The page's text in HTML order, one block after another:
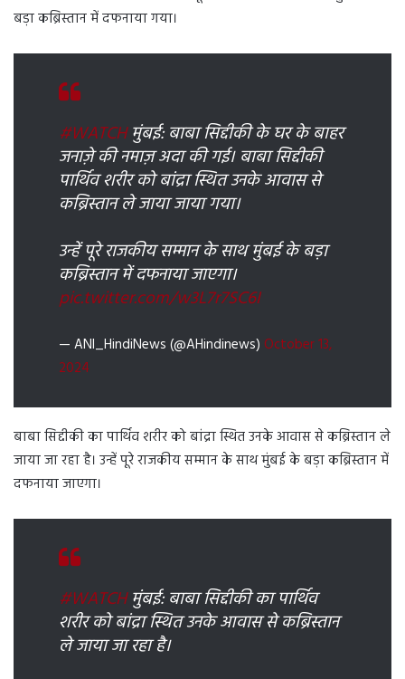
बड़ा कब्रिस्तान में दफनाया गया।
#WATCHमुंबई: बाबा सिद्दीकी के घर के बाहर
जनाज़े की नमाज़ अदा की गई। बाबा सिद्दीकी
पार्थिव शरीर को बांद्रा स्थित उनके आवास से
कब्रिस्तान ले जाया जाया गया।
उन्हें पूरे राजकीय सम्मान के साथ मुंबई के बड़ा
कब्रिस्तान में दफनाया जाएगा।
pic.twitter.com/w3L7r7SC6I
— ANI_HindiNews (@AHindinews) October 13,
2024
बाबा सिद्दीकी का पार्थिव शरीर को बांद्रा स्थित उनके आवास से कब्रिस्तान ले
जाया जा रहा है। उन्हें पूरे राजकीय सम्मान के साथ मुंबई के बड़ा कब्रिस्तान में
दफनाया जाएगा।
#WATCHमुंबई: बाबा सिद्दीकी का पार्थिव
शरीर को बांद्रा स्थित उनके आवास से कब्रिस्तान
ले जाया जा रहा है।